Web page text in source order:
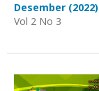
Desember (2022)
Vol 2 No 3